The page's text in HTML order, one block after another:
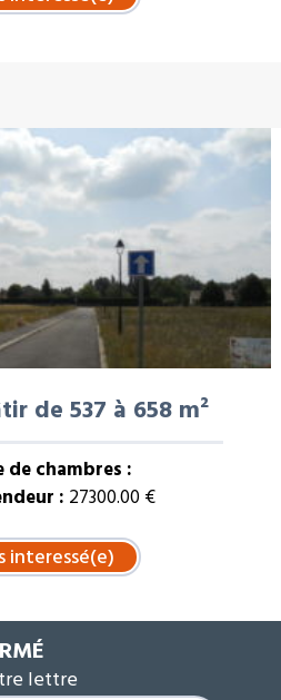
de 537 à 658 m²
de chambres :
: 27300.00 €
lettre